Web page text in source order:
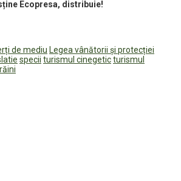
Ecopresa, distribuie!
de mediu Legea vânătorii și protecției
specii turismul cinegeticturismul